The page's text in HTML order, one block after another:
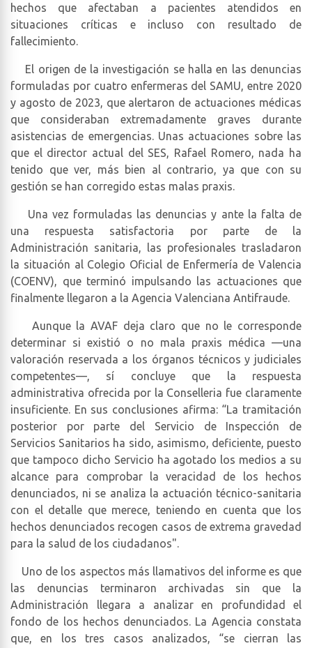
hechos que afectaban a pacientes atendidos en
situaciones críticas e incluso con resultado de
fallecimiento.
El origen de la investigación se halla en las denuncias
formuladas por cuatro enfermeras del SAMU, entre 2020
y agosto de 2023, que alertaron de actuaciones médicas
que consideraban extremadamente graves durante
asistencias de emergencias. Unas actuaciones sobre las
que el director actual del SES, Rafael Romero, nada ha
tenido que ver, más bien al contrario, ya que con su
gestión se han corregido estas malas praxis.
Una vez formuladas las denuncias y ante la falta de
una respuesta satisfactoria por parte de la
Administración sanitaria, las profesionales trasladaron
la situación al Colegio Oficial de Enfermería de Valencia
(COENV), que terminó impulsando las actuaciones que
finalmente llegaron a la Agencia Valenciana Antifraude.
Aunque la AVAF deja claro que no le corresponde
determinar si existió o no mala praxis médica —una
valoración reservada a los órganos técnicos y judiciales
competentes—, sí concluye que la respuesta
administrativa ofrecida por la Conselleria fue claramente
insuficiente. En sus conclusiones afirma: “La tramitación
posterior por parte del Servicio de Inspección de
Servicios Sanitarios ha sido, asimismo, deficiente, puesto
que tampoco dicho Servicio ha agotado los medios a su
alcance para comprobar la veracidad de los hechos
denunciados, ni se analiza la actuación técnico-sanitaria
con el detalle que merece, teniendo en cuenta que los
hechos denunciados recogen casos de extrema gravedad
para la salud de los ciudadanos".
Uno de los aspectos más llamativos del informe es que
las denuncias terminaron archivadas sin que la
Administración llegara a analizar en profundidad el
fondo de los hechos denunciados. La Agencia constata
que, en los tres casos analizados, “se cierran las